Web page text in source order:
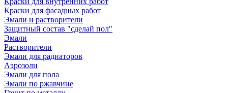
Краски для фасадных работ
Эмали и растворители
Защитный состав "сделай пол"
Эмали
Растворители
Эмали для радиаторов
Аэрозоли
Эмали для пола
Эмали по ржавчине